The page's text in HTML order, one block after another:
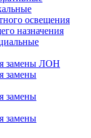
освещения
назначения
замены ЛОН
замены
замены
замены